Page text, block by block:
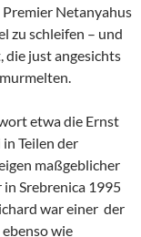
Premier Netanyahus
zu schleifen – und
die just angesichts
etwa die Ernst
Teilen der
maßgeblicher
Srebrenica 1995
war einer der
wie